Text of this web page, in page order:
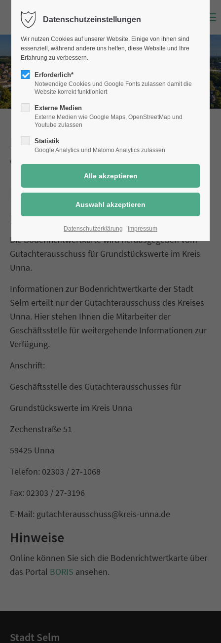
Dienstleistungen der Stadt Selm
einfach online!
Bodenrichtwertkarte
Details
Die Bodenrichtwertkarte wird herausgegeben vom
Gutachterausschuss für Grundstückswerte im Kreis
Unna.
Informationen zur Bodenrichtwertkarte der Stadt
Selm erteilt nur der Gutachterausschuss des Kreises
Unna. Hier stehen Ihnen die Mitarbeiter der
Geschäftsstelle für weitergehende Informationen zur
Verfügung.
Anschrift:
Geschäftsstelle des Gutachterausschusses für
Grundstückswerte im Kreis Unna
Zechenstraße 51
59425 Unna
Telefon: 02303 / 27-1068
Fax: 02303 / 27-3196
E-Mail: gutachterausschuss@kreis-unna.de
Hinweise
Online können Sie sich die Bodenrichtwertkarte über
das Portal BORIS ansehen.
Stadt Selm
Datenschutzeinstellungen
Wir nutzen Cookies auf unserer Website. Einige von ihnen sind
essenziell, während andere uns helfen, diese Website und Ihre
Erfahrung zu verbessern.
Erforderlich*
Notwendige Cookies und Google Fonts zulassen damit die
Website korrekt funktioniert
Externe Medien
Externe Medien wie Google Maps, OpenStreetMap und
Youtube zulassen
Statistik
Google Analytics und Matomo Analytics zulassen
Datenschutzerklärung Impressum